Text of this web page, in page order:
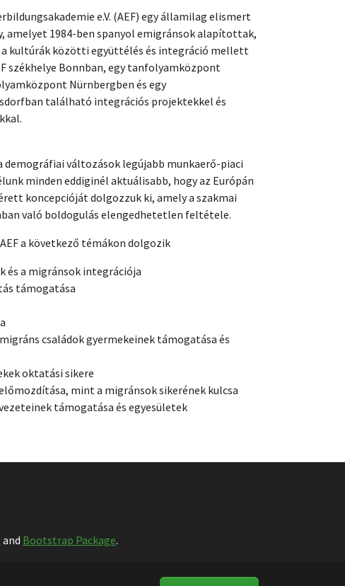
e.V. (AEF) egy államilag elismert
amelyet 1984-ben spanyol emigránsok alapítottak,
kultúrák közötti együttélés és integráció mellett
székhelye Bonnban, egy tanfolyamközpont
Nürnbergben és egy
található integrációs projektekkel és
demográfiai változások legújabb munkaerő-piaci
minden eddiginél aktuálisabb, hogy az Európán
koncepcióját dolgozzuk ki, amely a szakmai
való boldogulás elengedhetetlen feltétele.
a következő témákon dolgozik
és a migránsok integrációja
támogatása
családok gyermekeinek támogatása és
oktatási sikere
mint a migránsok sikerének kulcsa
támogatása és egyesületek
and Bootstrap Package.